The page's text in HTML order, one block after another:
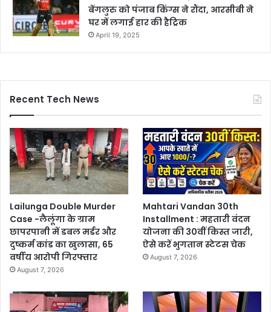
बेंगलुरु को पंजाब किंग्स ने रौंदा, आरसीबी ने
घर में लगाई हार की हैट्रिक
April 19, 2025
Recent Tech News
Lailunga Double Murder
Case -लैलूंगा के ग्राम
छापरपानी में डबल मर्डर और
दुष्कर्म कांड का खुलासा, 65
वर्षीय आरोपी गिरफ्तार
August 7, 2026
Mahtari Vandan 30th
Installment : महतारी वंदन
योजना की 30वीं किस्त जारी,
ऐसे करें भुगतान स्टेटस चेक
August 7, 2026